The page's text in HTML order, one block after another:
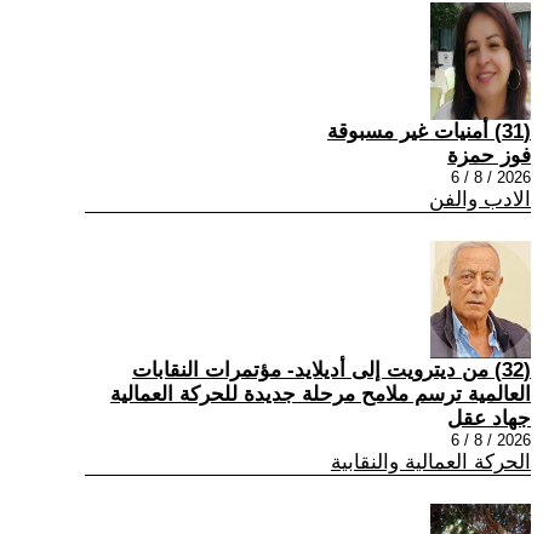
(31) أمنيات غير مسبوقة
فوز حمزة
2026 / 8 / 6
الادب والفن
(32) من ديترويت إلى أديلايد- مؤتمرات النقابات
العالمية ترسم ملامح مرحلة جديدة للحركة العمالية
جهاد عقل
2026 / 8 / 6
الحركة العمالية والنقابية